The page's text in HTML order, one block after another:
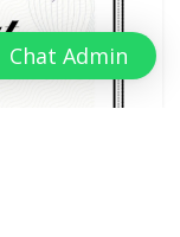
Chat Admin